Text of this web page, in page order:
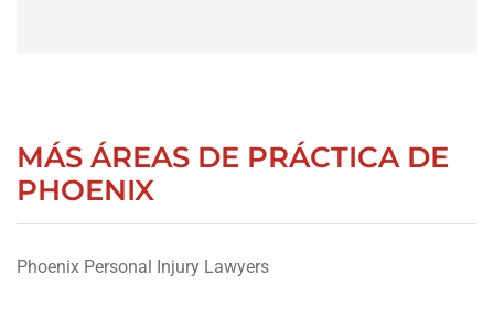
MÁS ÁREAS DE PRÁCTICA DE
PHOENIX
Phoenix Personal Injury Lawyers